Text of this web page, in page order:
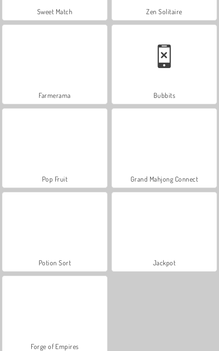
Sweet Match Zen Solitaire
Farmerama Bubbits
Pop Fruit Grand Mahjong Connect
Potion Sort Jackpot
Forge of Empires